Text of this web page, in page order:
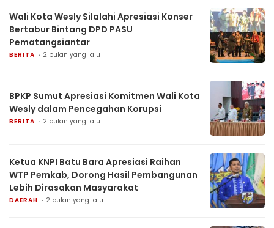
Wali Kota Wesly Silalahi Apresiasi Konser
Bertabur Bintang DPD PASU
Pematangsiantar
BERITA 2 bulan yang lalu
BPKP Sumut Apresiasi Komitmen Wali Kota
Wesly dalam Pencegahan Korupsi
BERITA 2 bulan yang lalu
Ketua KNPI Batu Bara Apresiasi Raihan
WTP Pemkab, Dorong Hasil Pembangunan
Lebih Dirasakan Masyarakat
DAERAH 2 bulan yang lalu